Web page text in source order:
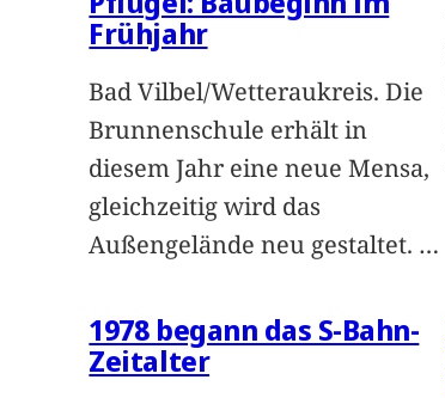
Frühjahr
Bad Vilbel/Wetteraukreis. Die
Brunnenschule erhält in
diesem Jahr eine neue Mensa,
gleichzeitig wird das
Außengelände neu gestaltet. …
1978 begann das S-Bahn-
Zeitalter